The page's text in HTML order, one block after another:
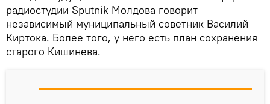
радиостудии Sputnik Молдова говорит
независимый муниципальный советник Василий
Киртока. Более того, у него есть план сохранения
старого Кишинева.